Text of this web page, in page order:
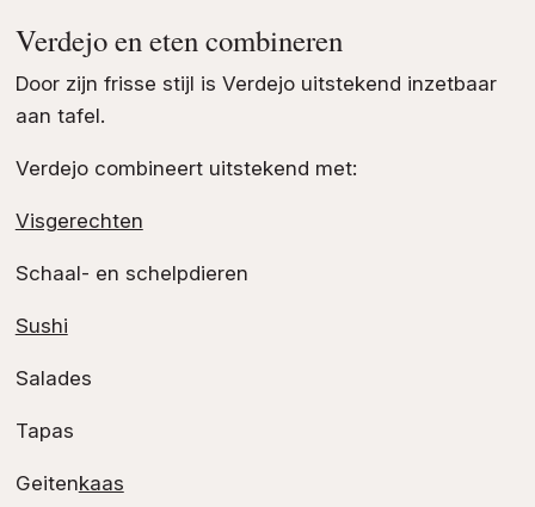
Verdejo en eten combineren
Door zijn frisse stijl is Verdejo uitstekend inzetbaar
aan tafel.
Verdejo combineert uitstekend met:
Visgerechten
Schaal- en schelpdieren
Sushi
Salades
Tapas
Geitenkaas